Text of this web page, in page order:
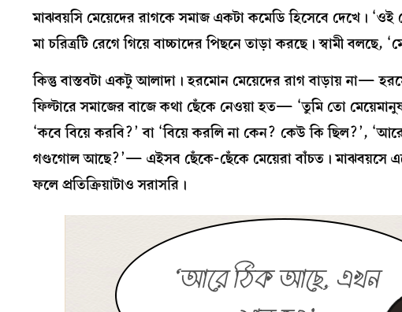
মাঝবয়সি মেয়েদের রাগকে সমাজ একটা কমেডি হিসেবে দেখে।
মা চরিত্রটি রেগে গিয়ে বাচ্চাদের পিছনে তাড়া করছে। স্বামী
কিন্তু বাস্তবটা একটু আলাদা। হরমোন মেয়েদের রাগ বাড়ায় না—
ফিল্টারে সমাজের বাজে কথা ছেঁকে নেওয়া হত— ‘তুমি তো
‘কবে বিয়ে করবি?’ বা ‘বিয়ে করলি না কেন? কেউ কি ছিল?’,
গণ্ডগোল আছে?’— এইসব ছেঁকে-ছেঁকে মেয়েরা বাঁচত। মাঝবয়সে
ফলে প্রতিক্রিয়াটাও সরাসরি।